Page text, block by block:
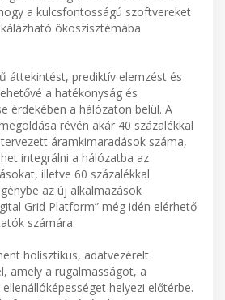
a kulcsfontosságú szoftvereket
ökoszisztémába
áttekintést, prediktív elemzést és
a hatékonyság és
érdekében a hálózaton belül. A
révén akár 40 százalékkal
áramkimaradások száma,
integrálni a hálózatba az
illetve 60 százalékkal
az új alkalmazások
Grid Platform” még idén elérhető
számára.
holisztikus, adatvezérelt
amely a rugalmasságot, a
helyezi előtérbe.